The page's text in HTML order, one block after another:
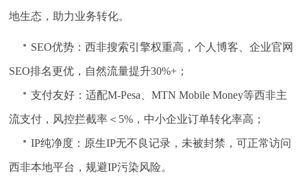
地生态，助力业务转化。
SEO优势：西非搜索引擎权重高，个人博客、企业官网
SEO排名更优，自然流量提升30%+；
支付友好：适配M-Pesa、MTN Mobile Money等西非主
流支付，风控拦截率＜5%，中小企业订单转化率高；
IP纯净度：原生IP无不良记录，未被封禁，可正常访问
西非本地平台，规避IP污染风险。